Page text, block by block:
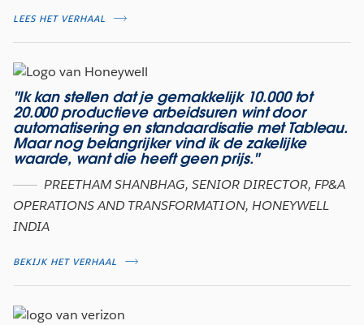
LEES HET VERHAAL
"Ik kan stellen dat je gemakkelijk 10.000 tot
20.000 productieve arbeidsuren wint door
automatisering en standaardisatie met Tableau.
Maar nog belangrijker vind ik de zakelijke
waarde, want die heeft geen prijs."
PREETHAM SHANBHAG, SENIOR DIRECTOR, FP&A
OPERATIONS AND TRANSFORMATION, HONEYWELL
INDIA
BEKIJK HET VERHAAL